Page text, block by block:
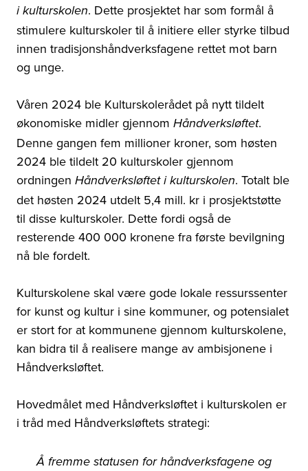
i kulturskolen. Dette prosjektet har som formål å
stimulere kulturskoler til å initiere eller styrke tilbud
innen tradisjonshåndverksfagene rettet mot barn
og unge.
Våren 2024 ble Kulturskolerådet på nytt tildelt
økonomiske midler gjennom Håndverksløftet.
Denne gangen fem millioner kroner, som høsten
2024 ble tildelt 20 kulturskoler gjennom
ordningen Håndverksløftet i kulturskolen. Totalt ble
det høsten 2024 utdelt 5,4 mill. kr i prosjektstøtte
til disse kulturskoler. Dette fordi også de
resterende 400 000 kronene fra første bevilgning
nå ble fordelt.
Kulturskolene skal være gode lokale ressurssenter
for kunst og kultur i sine kommuner, og potensialet
er stort for at kommunene gjennom kulturskolene,
kan bidra til å realisere mange av ambisjonene i
Håndverksløftet.
Hovedmålet med Håndverksløftet i kulturskolen er
i tråd med Håndverksløftets strategi:
Å fremme statusen for håndverksfagene og